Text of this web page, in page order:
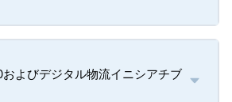
よびデジタル物流イニシアチブ